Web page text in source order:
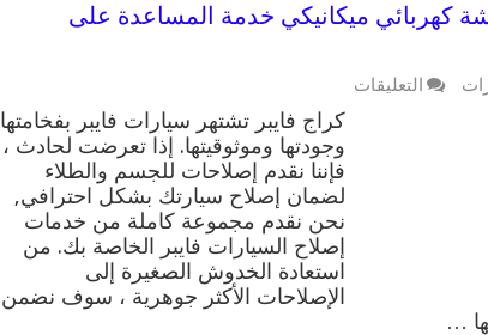
فايبر 99009551 ورشة كهربائي ميكانيكي خدمة المساعدة على
التعليقات
فايبر
99009551
ورشة
كهربائي
ميكانيكي
خدمة
المساعدة
على
الطريق
كراج فايبر تشتهر سيارات فايبر بفخامتها
وجودتها وموثوقيتها. إذا تعرضت لحادث ،
فإننا نقدم إصلاحات للجسم والطلاء
لضمان إصلاح سيارتك بشكل احترافي,
نحن نقدم مجموعة كاملة من خدمات
إصلاح السيارات فايبر الخاصة بك. من
استعادة الخدوش الصغيرة إلى
الإصلاحات الأكثر جوهرية ، سوف نضمن
…